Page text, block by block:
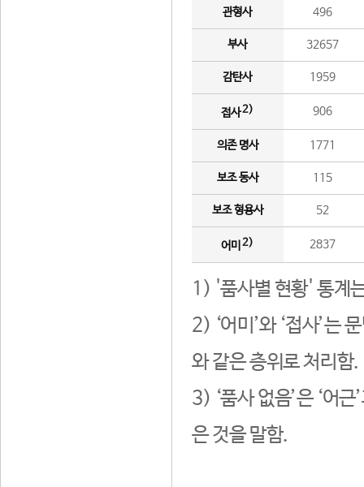
관형사 496
부사 32657
감탄사 1959
접사2) 906
의존 명사 1771
보조 동사 115
보조 형용사 52
어미 2) 2837
1) '품사별 현황' 통계
2) ‘어미’와 ‘접사’는
와 같은 층위로 처리함.
3) ‘품사 없음’은 ‘어
은 것을 말함.